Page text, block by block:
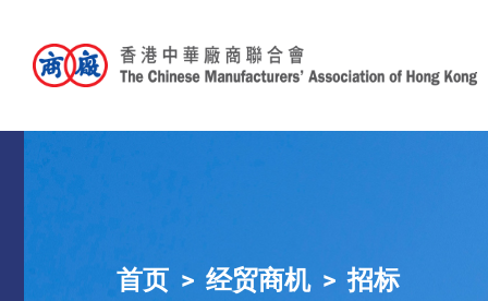
首页 经贸商机 招标